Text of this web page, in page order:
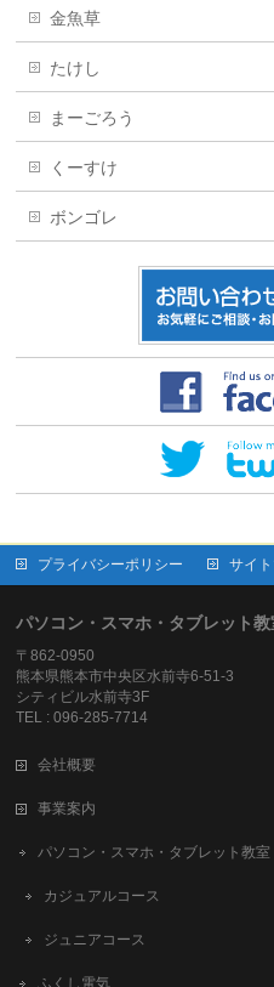
金魚草
たけし
まーごろう
くーすけ
ボンゴレ
プライバシーポリシー サイ
パソコン・スマホ・タブレット
〒862-0950
熊本県熊本市中央区水前寺6-51-3
シティビル水前寺3F
TEL : 096-285-7714
会社概要
事業案内
パソコン・スマホ・タブレット教室
カジュアルコース
ジュニアコース
ふくし電気